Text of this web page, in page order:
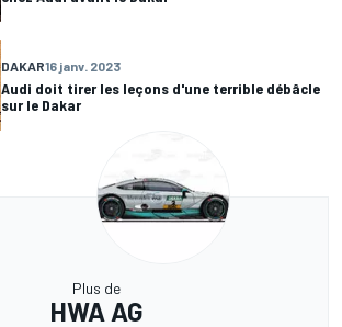
DAKAR16 janv. 2023
Audi doit tirer les leçons d'une terrible débâcle
sur le Dakar
Plus de
HWA AG